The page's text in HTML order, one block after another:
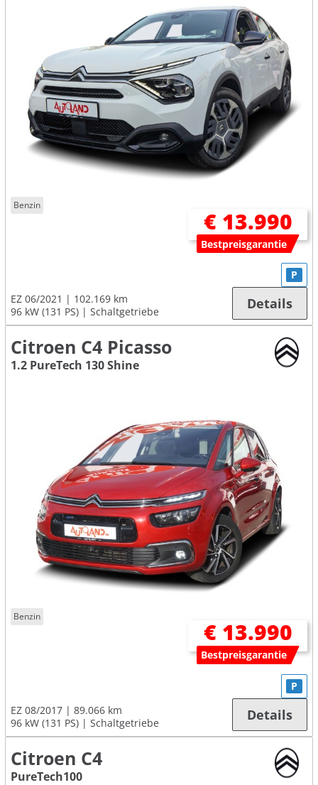
Benzin
€ 13.990
Bestpreisgarantie
EZ 06/2021
102.169 km
96 kW (131 PS)
Schaltgetriebe
P
Details
Citroen C4 Picasso
1.2 PureTech 130 Shine
Benzin
€ 13.990
Bestpreisgarantie
EZ 08/2017
89.066 km
96 kW (131 PS)
Schaltgetriebe
P
Details
Citroen C4
PureTech100